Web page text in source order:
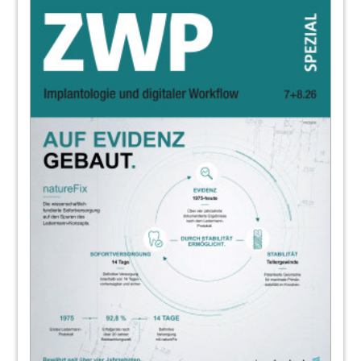
Schnell und schonend zu festem
Zahnersatz
ZÄ Andrea Bauer
Therapiemöglichkeiten bei einer
Periimplantitis
Dr. Markus Bernhard
Trends und Herausforderungen in der
Implantologie
Jürgen Isbaner
Interview: Sicherheit durch Know-how
Georg Isbaner sprach mit Dr. Ulrich Volz
Neue Studie zur Prophylaxe
periimplantärer Erkrankungen
Kristin Jahn